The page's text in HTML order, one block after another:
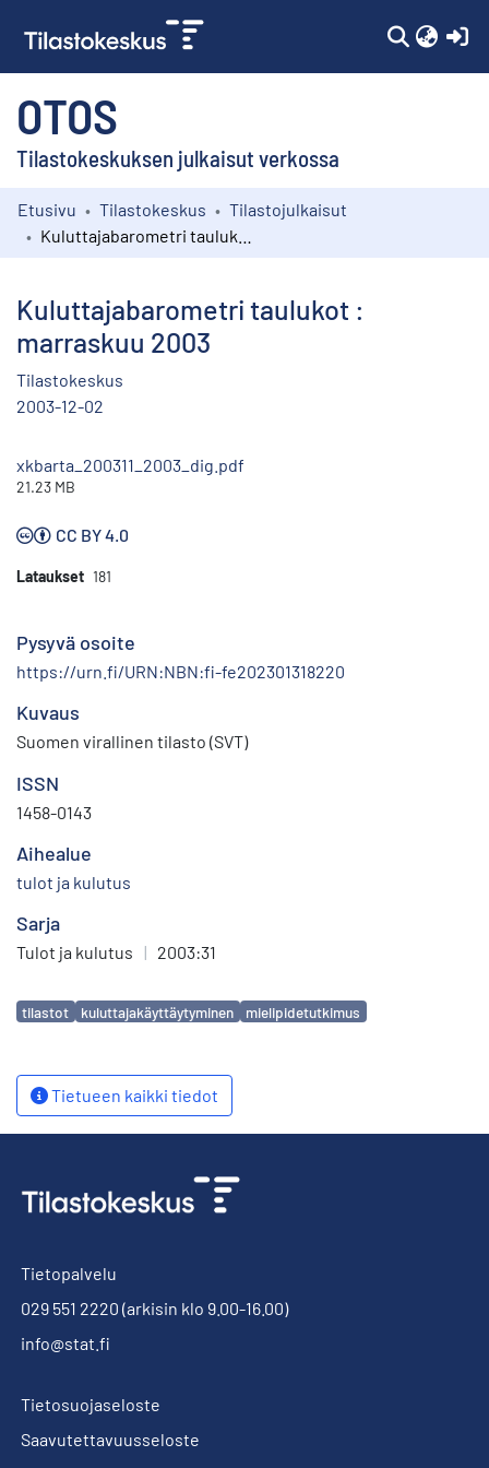
OTOS
Tilastokeskuksen julkaisut verkossa
Kokoelmat
Etusivu Tilastokeskus
Tilastojulkaisut
Kuluttajabarometri taulukot :
marraskuu 2003
Tilastokeskus
2003-12-02
xkbarta_200311_2003_dig.pdf
21.23 MB
CC BY 4.0
Lataukset 181
Pysyvä osoite
https://urn.fi/URN:NBN:fi-fe202301318220
Kuvaus
Suomen virallinen tilasto (SVT)
ISSN
1458-0143
Aihealue
tulot ja kulutus
Sarja
Tulot ja kulutus | 2003:31
Avainsanat
tilastot kuluttajakäyttäytyminen mielipidetutkimus
Tietueen kaikki tiedot
Tietopalvelu
029 551 2220 (arkisin klo 9.00-16.00)
info@stat.fi
Tietosuojaseloste
Saavutettavuusseloste